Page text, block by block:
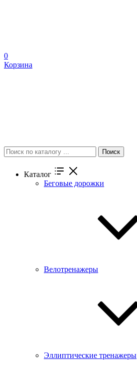
0
Корзина
Поиск
Каталог
Беговые дорожки
Велотренажеры
Эллиптические тренажеры